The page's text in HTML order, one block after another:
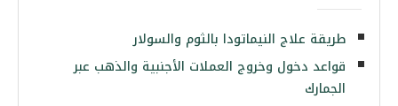
طريقة علاج النيماتودا بالثوم والسولار
قواعد دخول وخروج العملات الأجنبية والذهب عبر
الجمارك